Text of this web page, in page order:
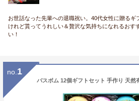
お世話なった先輩への退職祝い。40代女性に贈るギ
けれど貰ってうれしい＆贅沢な気持ちになれるおす
い！
no. 1